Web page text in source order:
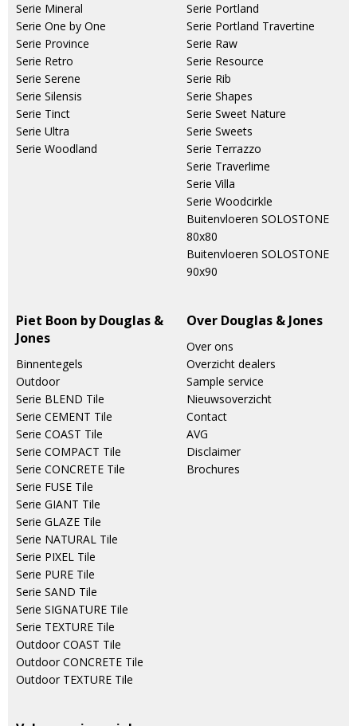
Serie Mineral
Serie One by One
Serie Province
Serie Retro
Serie Serene
Serie Silensis
Serie Tinct
Serie Ultra
Serie Woodland
Serie Portland
Serie Portland Travertine
Serie Raw
Serie Resource
Serie Rib
Serie Shapes
Serie Sweet Nature
Serie Sweets
Serie Terrazzo
Serie Traverlime
Serie Villa
Serie Woodcirkle
Buitenvloeren SOLOSTONE
80x80
Buitenvloeren SOLOSTONE
90x90
Piet Boon by Douglas &
Jones
Binnentegels
Outdoor
Serie BLEND Tile
Serie CEMENT Tile
Serie COAST Tile
Serie COMPACT Tile
Serie CONCRETE Tile
Serie FUSE Tile
Serie GIANT Tile
Serie GLAZE Tile
Serie NATURAL Tile
Serie PIXEL Tile
Serie PURE Tile
Serie SAND Tile
Serie SIGNATURE Tile
Serie TEXTURE Tile
Outdoor COAST Tile
Outdoor CONCRETE Tile
Outdoor TEXTURE Tile
Over Douglas & Jones
Over ons
Overzicht dealers
Sample service
Nieuwsoverzicht
Contact
AVG
Disclaimer
Brochures